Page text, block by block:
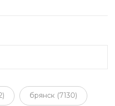
брянск (7130)